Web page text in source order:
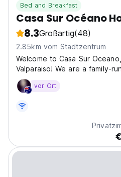
Bed and Breakfast
Casa Sur Océano
8.3Großartig(48)
2.85km vom Stadtzentrum
Welcome to Casa Sur
Valparaiso! We are a family-
history in the city's hostel
100 years old and it is
vor Ort